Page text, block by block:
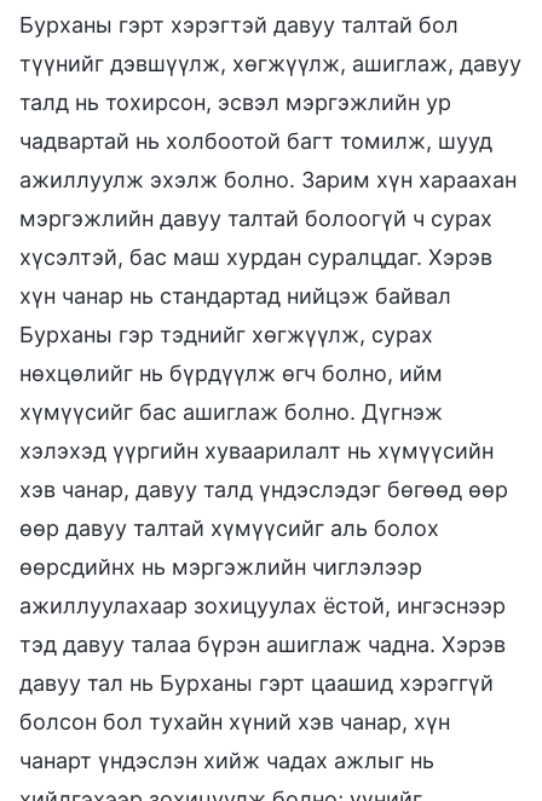
Бурханы гэрт хэрэгтэй давуу талтай бол
түүнийг дэвшүүлж, хөгжүүлж, ашиглаж, давуу
талд нь тохирсон, эсвэл мэргэжлийн ур
чадвартай нь холбоотой багт томилж, шууд
ажиллуулж эхэлж болно. Зарим хүн хараахан
мэргэжлийн давуу талтай болоогүй ч сурах
хүсэлтэй, бас маш хурдан суралцдаг. Хэрэв
хүн чанар нь стандартад нийцэж байвал
Бурханы гэр тэднийг хөгжүүлж, сурах
нөхцөлийг нь бүрдүүлж өгч болно, ийм
хүмүүсийг бас ашиглаж болно. Дүгнэж
хэлэхэд үүргийн хуваарилалт нь хүмүүсийн
хэв чанар, давуу талд үндэслэдэг бөгөөд өөр
өөр давуу талтай хүмүүсийг аль болох
өөрсдийнх нь мэргэжлийн чиглэлээр
ажиллуулахаар зохицуулах ёстой, ингэснээр
тэд давуу талаа бүрэн ашиглаж чадна. Хэрэв
давуу тал нь Бурханы гэрт цаашид хэрэггүй
болсон бол тухайн хүний хэв чанар, хүн
чанарт үндэслэн хийж чадах ажлыг нь